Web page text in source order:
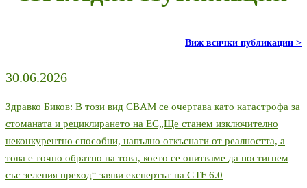
Виж всички публикации >
30.06.2026
Здравко Биков: В този вид CBAM се очертава като катастрофа за
стоманата и рециклирането на ЕС„Ще станем изключително
неконкурентно способни, напълно откъснати от реалността, а
това е точно обратно на това, което се опитваме да постигнем
със зеления преход“ заяви експертът на GTF 6.0